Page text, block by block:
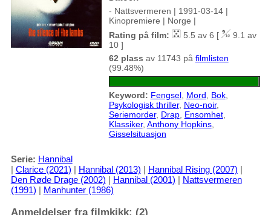
- Nattsvermeren | 1991-03-14 |
Kinopremiere | Norge |
Rating på film:
5.5 av 6 [
9.1 av
10 ]
62 plass av 11743 på filmlisten
(99.48%)
Keyword: Fengsel, Mord Bok,
Psykologisk thriller, Neo-noir,
Seriemorder, Drap, Ensomhet,
Klassiker, Anthony Hopkins,
Gisselsituasjon
Serie: Hannibal
| Clarice (2021) | Hannibal (2013) | Hannibal Rising (2007) |
Den Røde Drage (2002) | Hannibal (2001) | Nattsvermeren
(1991) | Manhunter (1986)
Anmeldelser fra filmkikk: (2)